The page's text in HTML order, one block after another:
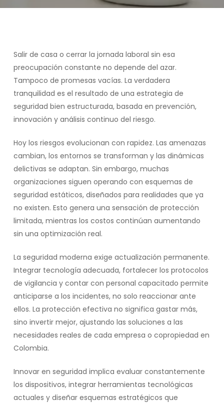
Salir de casa o cerrar la jornada laboral sin esa
preocupación constante no depende del azar.
Tampoco de promesas vacías. La verdadera
tranquilidad es el resultado de una estrategia de
seguridad bien estructurada, basada en prevención,
innovación y análisis continuo del riesgo.
Hoy los riesgos evolucionan con rapidez. Las amenazas
cambian, los entornos se transforman y las dinámicas
delictivas se adaptan. Sin embargo, muchas
organizaciones siguen operando con esquemas de
seguridad estáticos, diseñados para realidades que ya
no existen. Esto genera una sensación de protección
limitada, mientras los costos continúan aumentando
sin una optimización real.
La seguridad moderna exige actualización permanente.
Integrar tecnología adecuada, fortalecer los protocolos
de vigilancia y contar con personal capacitado permite
anticiparse a los incidentes, no solo reaccionar ante
ellos. La protección efectiva no significa gastar más,
sino invertir mejor, ajustando las soluciones a las
necesidades reales de cada empresa o copropiedad en
Colombia.
Innovar en seguridad implica evaluar constantemente
los dispositivos, integrar herramientas tecnológicas
actuales y diseñar esquemas estratégicos que